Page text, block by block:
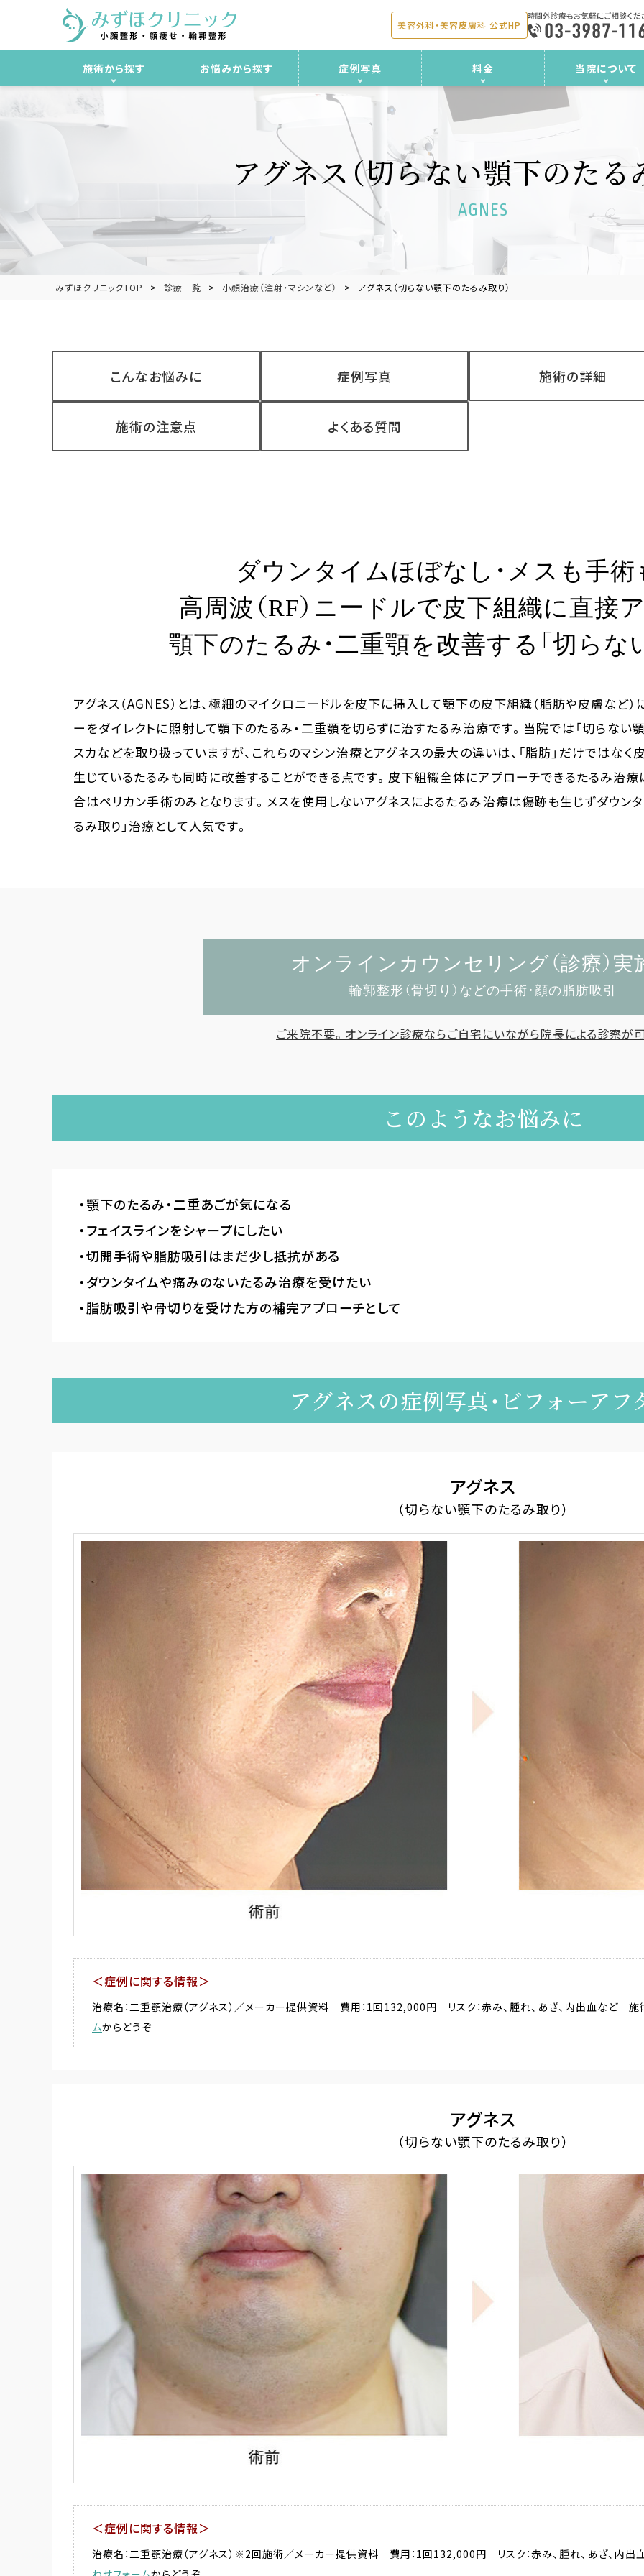
美容外科・美容皮膚科 公式HP
施術から探す お悩みから探す 症例写真 料金 当院について
アグネス （切らない顎下のたる
AGNES
みずほクリニックTOP 診療一覧 小顔治療（注射・マシンなど） アグネス（切らない顎下のたるみ取り）
こんなお悩みに 症例写真 施術の詳細
施術の注意点 よくある質問
ダウンタイムほぼなし・メスも手術
高周波（RF）ニードルで皮下組織に直接
顎下のたるみ・二重顎を改善する「切らな
アグネス（AGNES）とは、極細のマイクロニードルを皮下に挿入して顎下の皮下組織（脂肪や皮膚など
ーをダイレクトに照射して顎下のたるみ・二重顎を切らずに治すたるみ治療です。当院では「切らない
スカなどを取り扱っていますが、これらのマシン治療とアグネスの最大の違いは、「脂肪」だけではな
生じているたるみも同時に改善することができる点です。皮下組織全体にアプローチできるたるみ治
合はペリカン手術のみとなります。メスを使用しないアグネスによるたるみ治療は傷跡も生じずダウン
るみ取り」治療として人気です。
オンラインカウンセリング（診療）実
輪郭整形（骨切り）などの手術・顔の脂肪吸引
ご来院不要。オンライン診療ならご自宅にいながら院長による診察が
このようなお悩みに
顎下のたるみ・二重あごが気になる
フェイスラインをシャープにしたい
切開手術や脂肪吸引はまだ少し抵抗がある
ダウンタイムや痛みのないたるみ治療を受けたい
脂肪吸引や骨切りを受けた方の補完アプローチとして
アグネスの症例写真・ビフォーアフ
アグネス
（切らない顎下のたるみ取り）
＜症例に関する情報＞
治療名：二重顎治療（アグネス）／メーカー提供資料 費用：1回132,000円 リスク：赤み、腫れ、あざ、内出血など 施
ムからどうぞ
アグネス
（切らない顎下のたるみ取り）
＜症例に関する情報＞
治療名：二重顎治療（アグネス）※2回施術／メーカー提供資料 費用：1回132,000円 リスク：赤み、腫れ、あざ、内